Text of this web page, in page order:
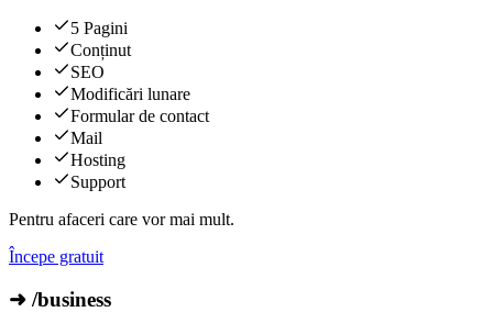
5 Pagini
Conținut
SEO
Modificări lunare
Formular de contact
Mail
Hosting
Support
Pentru afaceri care vor mai mult.
Începe gratuit
➜ /business